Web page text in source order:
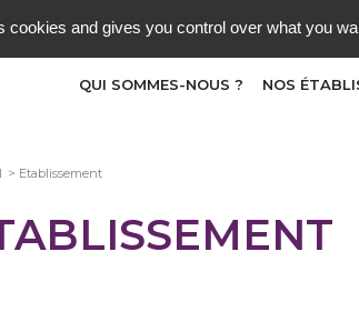
QUI SOMMES-NOUS ? NOS
Etablissement
cookies and gives you control over what you